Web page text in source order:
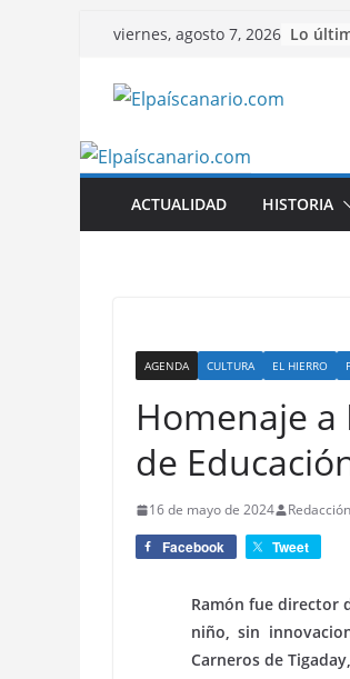
Saltar
contenido
viernes, agosto 7, 2026 Lo
ACTUALIDAD HISTORIA
AGENDA CULTURA EL HIERRO
Homenaje a
de
16 de mayo de 2024
Facebook Tweet
Ramón fue director
niño, sin
Carneros de